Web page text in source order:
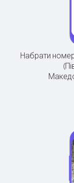
Набрати